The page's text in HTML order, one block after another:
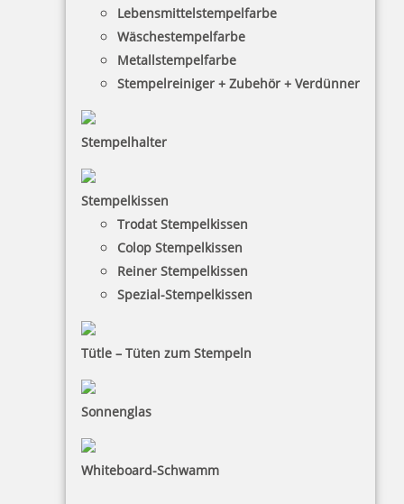
Lebensmittelstempelfarbe
Wäschestempelfarbe
Metallstempelfarbe
Stempelreiniger + Zubehör + Verdünner
Stempelhalter
Stempelkissen
Trodat Stempelkissen
Colop Stempelkissen
Reiner Stempelkissen
Spezial-Stempelkissen
Tütle – Tüten zum Stempeln
Sonnenglas
Whiteboard-Schwamm
Reiner Paginierstempel B6 mit Zifferngröße 5,5 mm in
Blockschrift
69,39 €